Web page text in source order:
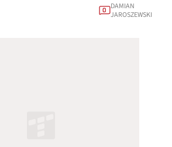
0 DAMIAN
JAROSZEWSKI